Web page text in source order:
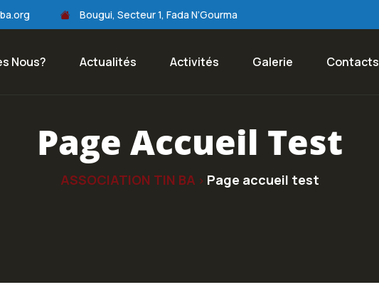
Bougui, Secteur 1, Fada N’Gourma
Nous? Actualités Activités Galerie Contacts
Page Accueil Test
ASSOCIATION TIN BA > Page accueil test